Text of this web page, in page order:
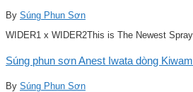
By Súng Phun Sơn
WIDER1 x WIDER2This is The Newest
Súng phun sơn Anest Iwata dòng
By Súng Phun Sơn